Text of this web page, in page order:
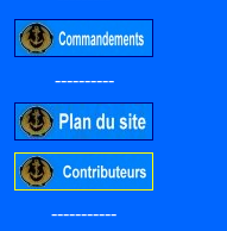
----------
-----------